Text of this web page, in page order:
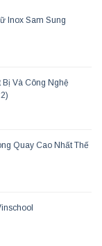
Inox Sam Sung
Và Công Nghệ
Quay Cao Nhất Thế